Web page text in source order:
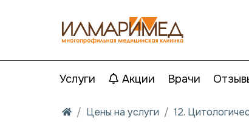
Услуги Акции Врачи
Цены на услуги 12.